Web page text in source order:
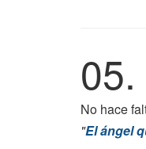
05.
No hace
"El ángel